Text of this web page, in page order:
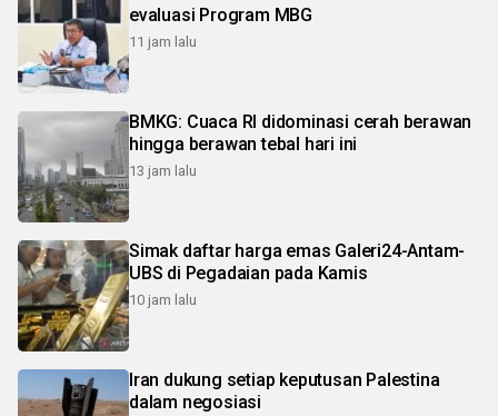
evaluasi Program MBG
11 jam lalu
BMKG: Cuaca RI didominasi cerah berawan
hingga berawan tebal hari ini
13 jam lalu
Simak daftar harga emas Galeri24-Antam-
UBS di Pegadaian pada Kamis
10 jam lalu
Iran dukung setiap keputusan Palestina
dalam negosiasi